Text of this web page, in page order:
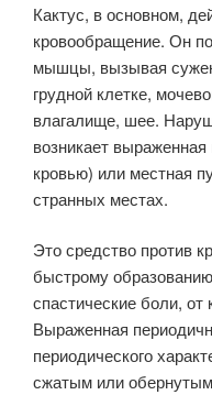
Кактус, в основном,
кровообращение. Он
мышцы, вызывая
грудной клетке,
влагалище, шее.
возникает выраженная
кровью) или местная
странных местах.
Это средство против
быстрому
спастические боли, от
Выраженная
периодического
сжатым или